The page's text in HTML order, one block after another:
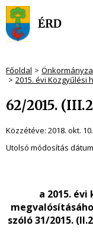
Főoldal
2015. évi Közgyűlési
62/2015.
Közzétéve: 2018. okt. 10.
Utolsó módosítás
a 2015.
szóló 31/2015.